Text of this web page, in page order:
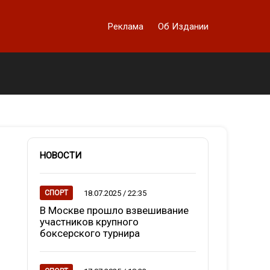
Реклама Об Издании
НОВОСТИ
СПОРТ 18.07.2025 / 22:35
В Москве прошло взвешивание
участников крупного
боксерского турнира